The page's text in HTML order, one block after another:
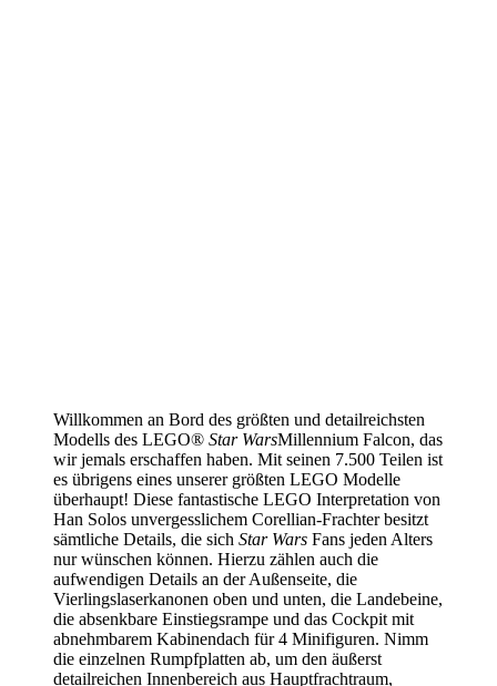
Willkommen an Bord des größten und detailreichsten
Modells des LEGO® Star WarsMillennium Falcon, das
wir jemals erschaffen haben. Mit seinen 7.500 Teilen ist
es übrigens eines unserer größten LEGO Modelle
überhaupt! Diese fantastische LEGO Interpretation von
Han Solos unvergesslichem Corellian-Frachter besitzt
sämtliche Details, die sich Star Wars Fans jeden Alters
nur wünschen können. Hierzu zählen auch die
aufwendigen Details an der Außenseite, die
Vierlingslaserkanonen oben und unten, die Landebeine,
die absenkbare Einstiegsrampe und das Cockpit mit
abnehmbarem Kabinendach für 4 Minifiguren. Nimm
die einzelnen Rumpfplatten ab, um den äußerst
detailreichen Innenbereich aus Hauptfrachtraum,